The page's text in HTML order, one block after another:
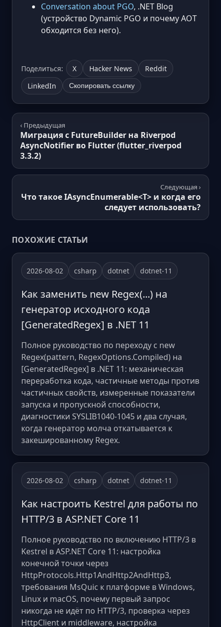
Conversation about PGO, .NET Blog
(устройство Dynamic PGO и почему AOT
обходится без него).
Поделиться: X Hacker News
Reddit
LinkedIn
Скопировать ссылку
‹ Предыдущая
Миграция с FutureBuilder на Riverpod
AsyncNotifier во Flutter (flutter_riverpod
3.3.2)
Следующая ›
Что такое IAsyncEnumerable<T> и когда его
следует использовать?
ПОХОЖИЕ СТАТЬИ
2026-08-02 csharp dotnet dotnet-11
Как заменить new Regex(...) на
генератор исходного кода
[GeneratedRegex] в .NET 11
Полное руководство по переходу с new
Regex(pattern, RegexOptions.Compiled) на
[GeneratedRegex] в .NET 11: механическая
переработка кода, частичные методы против
частичных свойств, измеренные показатели
запуска и пропускной способности,
диагностики SYSLIB1040-1045 и два случая,
когда генератор молча откатывается к
закешированному Regex.
2026-08-02 csharp dotnet dotnet-11
Как настроить Kestrel для работы по
HTTP/3 в ASP.NET Core 11
Полное руководство по включению HTTP/3 в
Kestrel в ASP.NET Core 11: настройка
конечной точки через
HttpProtocols.Http1AndHttp2AndHttp3,
требования MsQuic к платформе в Windows,
Linux и macOS, почему первый запрос
никогда не идёт по HTTP/3, проверка через
HttpClient и middleware, настройка